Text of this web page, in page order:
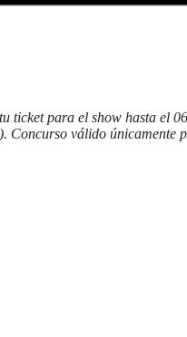
ticket para el show hasta el
Concurso válido únicamente